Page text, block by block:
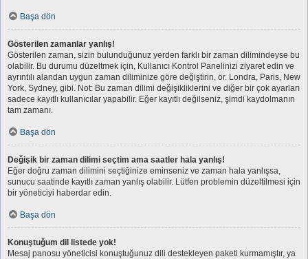
Başa dön
Gösterilen zamanlar yanlış!
Gösterilen zaman, sizin bulunduğunuz yerden farklı bir zaman dilimindeyse bu
olabilir. Bu durumu düzeltmek için, Kullanıcı Kontrol Panelinizi ziyaret edin ve
ayrıntılı alandan uygun zaman diliminize göre değiştirin, ör. Londra, Paris, New
York, Sydney, gibi. Not: Bu zaman dilimi değişikliklerini ve diğer bir çok ayarları
sadece kayıtlı kullanıcılar yapabilir. Eğer kayıtlı değilseniz, şimdi kaydolmanın
tam zamanı.
Başa dön
Değişik bir zaman dilimi seçtim ama saatler hala yanlış!
Eğer doğru zaman dilimini seçtiğinize eminseniz ve zaman hala yanlışsa,
sunucu saatinde kayıtlı zaman yanlış olabilir. Lütfen problemin düzeltilmesi için
bir yöneticiyi haberdar edin.
Başa dön
Konuştuğum dil listede yok!
Mesaj panosu yöneticisi konuştuğunuz dili destekleyen paketi kurmamıştır, ya